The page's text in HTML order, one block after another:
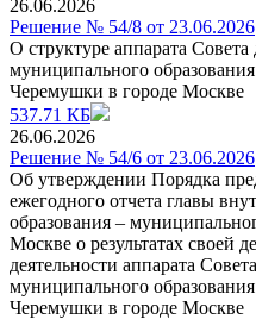
26.06.2026
Решение № 54/8 от 23.06.2026
О структуре аппарата Совета
муниципального
Черемушки в городе Москве
537.71 КБ
26.06.2026
Решение № 54/6 от 23.06.2026
Об утверждении Порядка
ежегодного отчета главы
образования –
Москве о результатах своей
деятельности аппарата
муниципального
Черемушки в городе Москве